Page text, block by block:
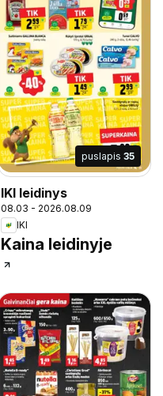
puslapis 35
IKI leidinys
08.03 - 2026.08.09
IKI
Kaina leidinyje